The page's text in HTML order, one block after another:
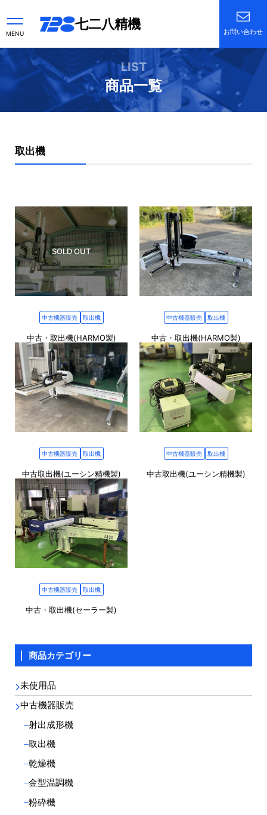
MENU
七二八精機
お問い合わせ
LIST
商品一覧
取出機
中古機器販売 取出機
中古・取出機(HARMO製)
中古機器販売 取出機
中古・取出機(HARMO製)
中古機器販売 取出機
中古取出機(ユーシン精機製)
中古機器販売 取出機
中古取出機(ユーシン精機製)
中古機器販売 取出機
中古・取出機(セーラー製)
商品カテゴリー
未使用品
中古機器販売
射出成形機
取出機
乾燥機
金型温調機
粉砕機